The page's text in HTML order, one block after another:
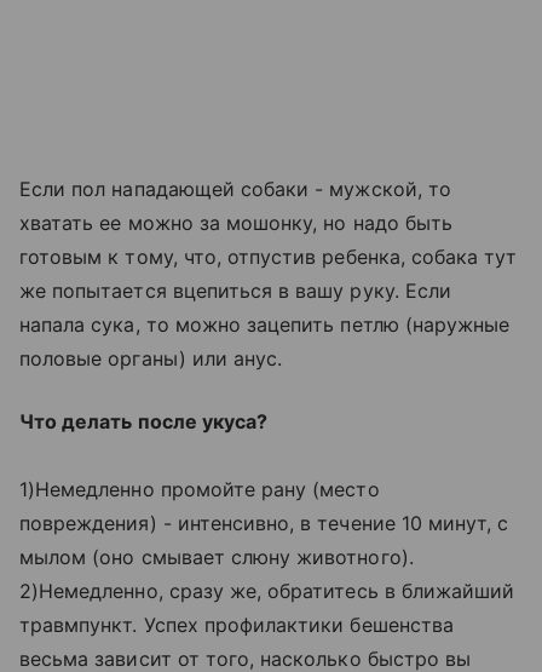
Если пол нападающей собаки - мужской, то
хватать ее можно за мошонку, но надо быть
готовым к тому, что, отпустив ребенка, собака тут
же попытается вцепиться в вашу руку. Если
напала сука, то можно зацепить петлю (наружные
половые органы) или анус.
Что делать после укуса?
1)Немедленно промойте рану (место
повреждения) - интенсивно, в течение 10 минут, с
мылом (оно смывает слюну животного).
2)Немедленно, сразу же, обратитесь в ближайший
травмпункт. Успех профилактики бешенства
весьма зависит от того, насколько быстро вы